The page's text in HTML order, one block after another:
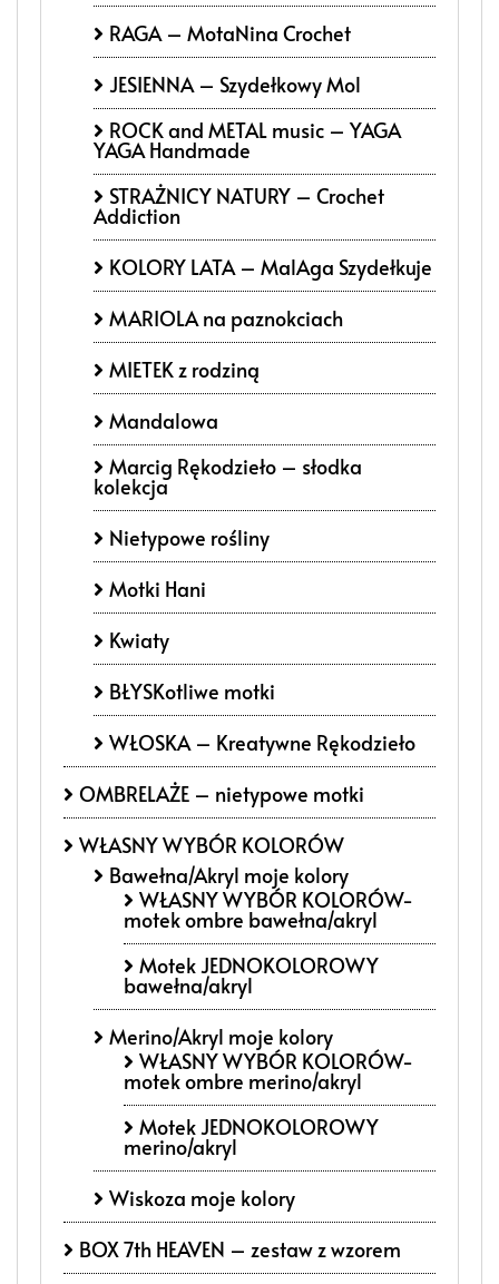
RAGA – MotaNina Crochet
JESIENNA – Szydełkowy Mol
ROCK and METAL music – YAGA
YAGA Handmade
STRAŻNICY NATURY – Crochet
Addiction
KOLORY LATA – MalAga Szydełkuje
MARIOLA na paznokciach
MIETEK z rodziną
Mandalowa
Marcig Rękodzieło – słodka
kolekcja
Nietypowe rośliny
Motki Hani
Kwiaty
BŁYSKotliwe motki
WŁOSKA – Kreatywne Rękodzieło
OMBRELAŻE – nietypowe motki
WŁASNY WYBÓR KOLORÓW
Bawełna/Akryl moje kolory
WŁASNY WYBÓR KOLORÓW-
motek ombre bawełna/akryl
Motek JEDNOKOLOROWY
bawełna/akryl
Merino/Akryl moje kolory
WŁASNY WYBÓR KOLORÓW-
motek ombre merino/akryl
Motek JEDNOKOLOROWY
merino/akryl
Wiskoza moje kolory
BOX 7th HEAVEN – zestaw z wzorem